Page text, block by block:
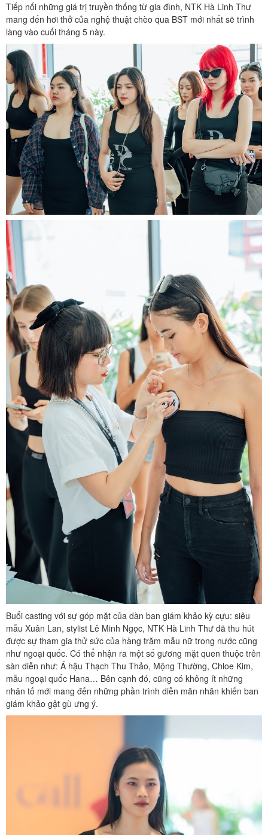
Tiếp nối những giá trị truyền thống từ gia đình, NTK Hà Linh Thư
mang đến hơi thở của nghệ thuật chèo qua BST mới nhất sẽ trình
làng vào cuối tháng 5 này.
Buổi casting với sự góp mặt của dàn ban giám khảo kỳ cựu: siêu
mẫu Xuân Lan, stylist Lê Minh Ngọc, NTK Hà Linh Thư đã thu hút
được sự tham gia thử sức của hàng trăm mẫu nữ trong nước cũng
như ngoại quốc. Có thể nhận ra một số gương mặt quen thuộc trên
sàn diễn như: Á hậu Thạch Thu Thảo, Mộng Thường, Chloe Kim,
mẫu ngoại quốc Hana… Bên cạnh đó, cũng có không ít những
nhân tố mới mang đến những phần trình diễn mãn nhãn khiến ban
giám khảo gật gù ưng ý.